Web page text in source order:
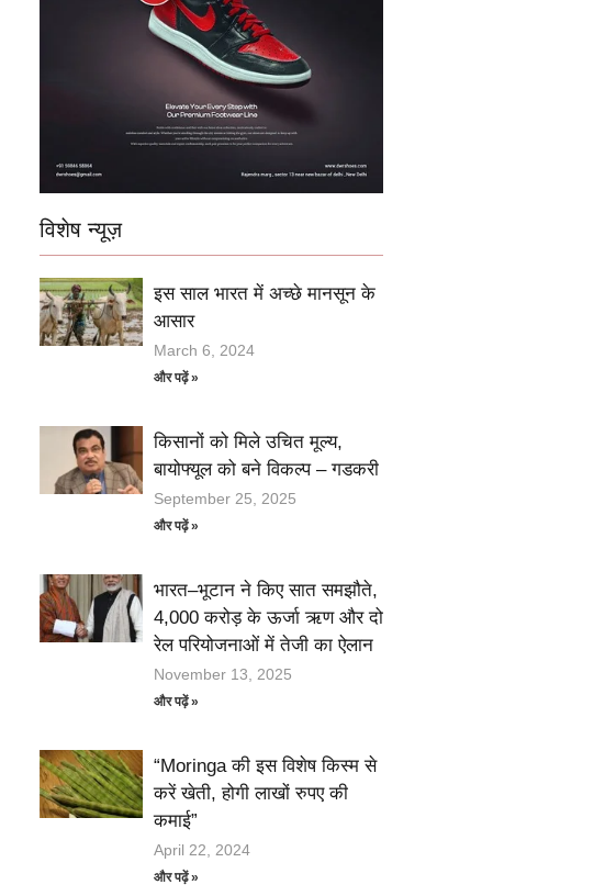
विशेष न्यूज़
इस साल भारत में अच्छे मानसून के
आसार
March 6, 2024
और पढ़ें »
किसानों को मिले उचित मूल्य,
बायोफ्यूल को बने विकल्प – गडकरी
September 25, 2025
और पढ़ें »
भारत–भूटान ने किए सात समझौते,
4,000 करोड़ के ऊर्जा ऋण और दो
रेल परियोजनाओं में तेजी का ऐलान
November 13, 2025
और पढ़ें »
“Moringa की इस विशेष किस्म से
करें खेती, होगी लाखों रुपए की
कमाई”
April 22, 2024
और पढ़ें »